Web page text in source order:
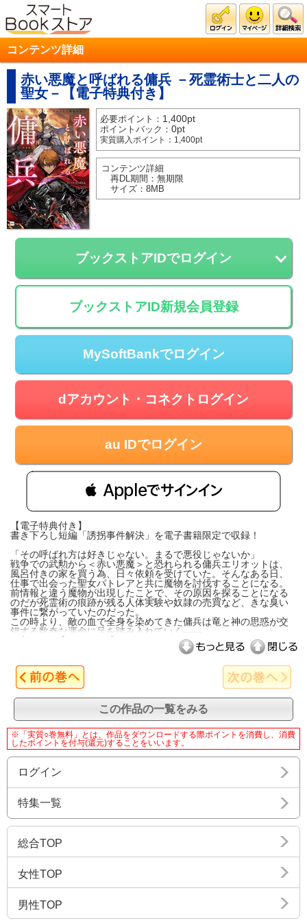
コンテンツ詳細
赤い悪魔と呼ばれる傭兵 －死霊術士と二人の
聖女－【電子特典付き】
必要ポイント： 1,400pt
ポイントバック： 0pt
実質購入ポイント： 1,400pt
コンテンツ詳細
再DL期間： 無期限
サイズ： 8MB
ブックストアIDでログイン
ブックストアID新規会員登録
MySoftBankでログイン
dアカウント・コネクトログイン
au IDでログイン
 Appleでサインイン
【電子特典付き】
書き下ろし短編「誘拐事件解決」を電子書籍限定で収録！
「その呼ばれ方は好きじゃない。まるで悪役じゃないか」
戦争での武勲から＜赤い悪魔＞と恐れられる傭兵エリオットは、
風呂付きの家を買う為、日々依頼を受けていた。そんなある日、
仕事で出会った聖女パトレアと共に魔物を討伐することになる。
前情報と違う魔物が出現したことで、その原因を探ることになる
のだが死霊術の痕跡が残る人体実験や奴隷の売買など、きな臭い
事件に繋がっていたのだった。
この時より、敵の血で全身を染めてきた傭兵は竜と神の思惑が交
錯する数奇な運命に足を踏み入れていく――。
この作品の一覧をみる
※「実質○巻無料」とは、作品をダウンロードする際ポイントを消費し、消費
したポイントを付与(還元)することをいいます。
ログイン
特集一覧
総合TOP
女性TOP
男性TOP